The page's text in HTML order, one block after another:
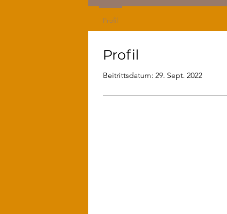
Profil
Beitrittsdatum: 29. Sept. 2022
Profil